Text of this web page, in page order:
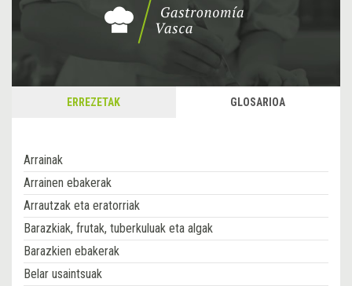
ERREZETAK GLOSARIOA
Arrainak
Arrainen ebakerak
Arrautzak eta eratorriak
Barazkiak, frutak, tuberkuluak eta algak
Barazkien ebakerak
Belar usaintsuak